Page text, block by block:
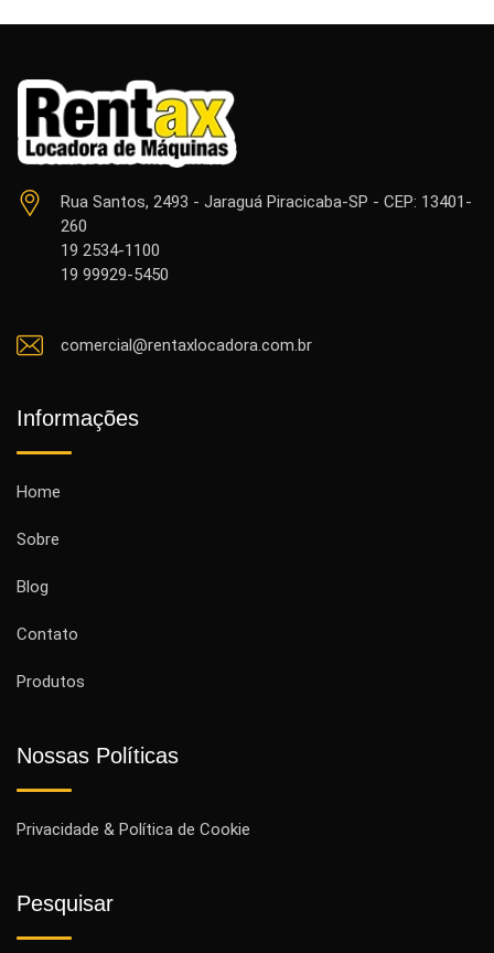
Rua Santos, 2493 - Jaraguá Piracicaba-SP - CEP: 13401-
260
19 2534-1100
19 99929-5450
comercial@rentaxlocadora.com.br
Informações
Home
Sobre
Blog
Contato
Produtos
Nossas Políticas
Privacidade & Política de Cookie
Pesquisar